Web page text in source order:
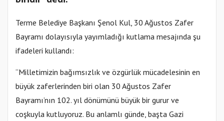
Terme Belediye Başkanı Şenol Kul, 30 Ağustos Zafer
Bayramı dolayısıyla yayımladığı kutlama mesajında şu
ifadeleri kullandı:
“Milletimizin bağımsızlık ve özgürlük mücadelesinin en
büyük zaferlerinden biri olan 30 Ağustos Zafer
Bayramı’nın 102. yıl dönümünü büyük bir gurur ve
coşkuyla kutluyoruz. Bu anlamlı günde, başta Gazi